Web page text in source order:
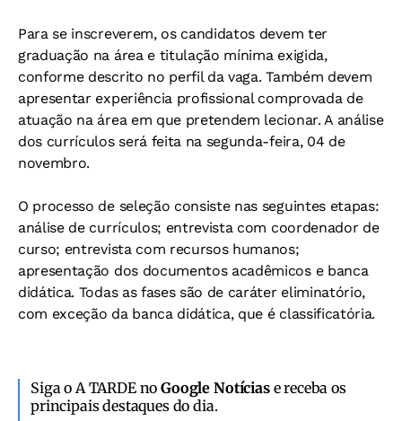
Para se inscreverem, os candidatos devem ter
graduação na área e titulação mínima exigida,
conforme descrito no perfil da vaga. Também devem
apresentar experiência profissional comprovada de
atuação na área em que pretendem lecionar. A análise
dos currículos será feita na segunda-feira, 04 de
novembro.
O processo de seleção consiste nas seguintes etapas:
análise de currículos; entrevista com coordenador de
curso; entrevista com recursos humanos;
apresentação dos documentos acadêmicos e banca
didática. Todas as fases são de caráter eliminatório,
com exceção da banca didática, que é classificatória.
Siga o A TARDE noGoogle Notíciase receba os
principais destaques do dia.